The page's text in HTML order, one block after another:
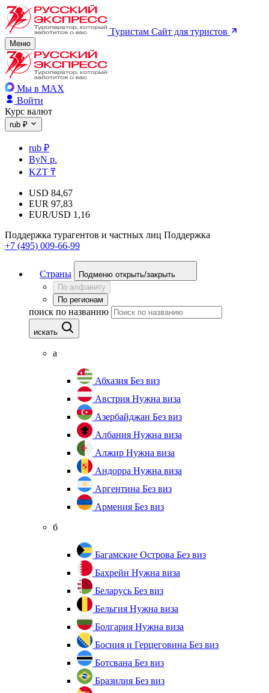
Туристам Сайт для туристов
Меню
Мы в MAX
Войти
Курс валют
rub ₽
rub ₽
ByN р.
KZT ₸
USD 84,67
EUR 97,83
EUR/USD 1,16
Поддержка турагентов и частных лиц Поддержка
+7 (495) 009-66-99
Страны
Подменю открыть/закрыть
По алфавиту
По регионам
поиск по названию
искать
а
Абхазия Без виз
Австрия Нужна виза
Азербайджан Без виз
Албания Нужна виза
Алжир Нужна виза
Андорра Нужна виза
Аргентина Без виз
Армения Без виз
б
Багамские Острова Без виз
Бахрейн Нужна виза
Беларусь Без виз
Бельгия Нужна виза
Болгария Нужна виза
Босния и Герцеговина Без виз
Ботсвана Без виз
Бразилия Без виз